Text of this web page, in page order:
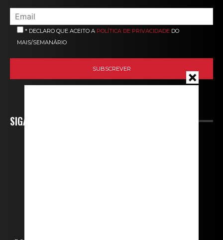
* DECLARO QUE ACEITO A POLÍTICA DE PRIVACIDADE DO
MAIS/SEMANÁRIO
SIGA-NOS